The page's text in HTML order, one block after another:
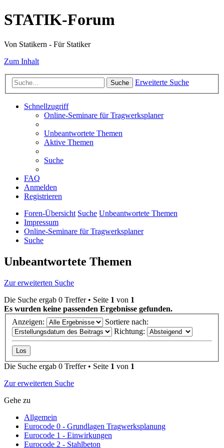
STATIK-Forum
Von Statikern - Für Statiker
Zum Inhalt
Suche Erweiterte Suche
Schnellzugriff
Online-Seminare für Tragwerksplaner
Unbeantwortete Themen
Aktive Themen
Suche
FAQ
Anmelden
Registrieren
Foren-Übersicht Suche Unbeantwortete Themen
Impressum
Online-Seminare für Tragwerksplaner
Suche
Unbeantwortete Themen
Zur erweiterten Suche
Die Suche ergab 0 Treffer • Seite 1 von 1
Es wurden keine passenden Ergebnisse gefunden.
Anzeigen:
Sortiere nach:
Richtung:
Die Suche ergab 0 Treffer • Seite 1 von 1
Zur erweiterten Suche
Gehe zu
Allgemein
Eurocode 0 - Grundlagen Tragwerksplanung
Eurocode 1 - Einwirkungen
Eurocode 2 - Stahlbeton